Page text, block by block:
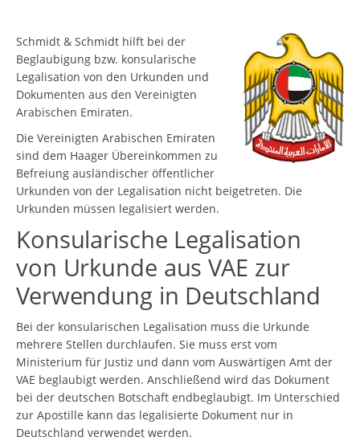
Schmidt & Schmidt hilft bei der
Beglaubigung bzw. konsularische
Legalisation von den Urkunden und
Dokumenten aus den Vereinigten
Arabischen Emiraten.
Die Vereinigten Arabischen Emiraten
sind dem Haager Übereinkommen zu
Befreiung ausländischer öffentlicher
Urkunden von der Legalisation nicht beigetreten. Die
Urkunden müssen legalisiert werden.
Konsularische Legalisation
von Urkunde aus VAE zur
Verwendung in Deutschland
Bei der konsularischen Legalisation muss die Urkunde
mehrere Stellen durchlaufen. Sie muss erst vom
Ministerium für Justiz und dann vom Auswärtigen Amt der
VAE beglaubigt werden. Anschließend wird das Dokument
bei der deutschen Botschaft endbeglaubigt. Im Unterschied
zur Apostille kann das legalisierte Dokument nur in
Deutschland verwendet werden.